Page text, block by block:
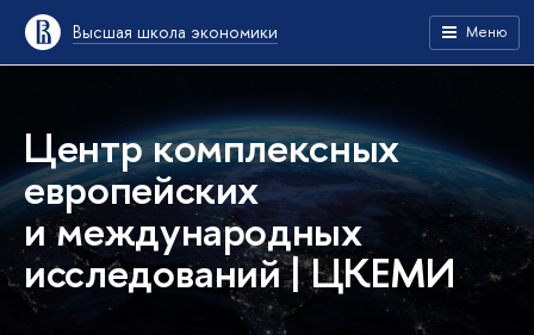
Высшая школа экономики Меню
Центр комплексных
европейских
и международных
исследований | ЦКЕМИ